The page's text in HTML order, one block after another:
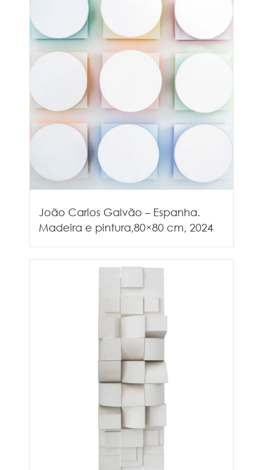
João Carlos Galvão – Espanha.
Madeira e pintura,80×80 cm, 2024